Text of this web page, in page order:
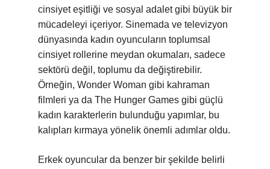
cinsiyet eşitliği ve sosyal adalet gibi büyük bir
mücadeleyi içeriyor. Sinemada ve televizyon
dünyasında kadın oyuncuların toplumsal
cinsiyet rollerine meydan okumaları, sadece
sektörü değil, toplumu da değiştirebilir.
Örneğin, Wonder Woman gibi kahraman
filmleri ya da The Hunger Games gibi güçlü
kadın karakterlerin bulunduğu yapımlar, bu
kalıpları kırmaya yönelik önemli adımlar oldu.
Erkek oyuncular da benzer bir şekilde belirli